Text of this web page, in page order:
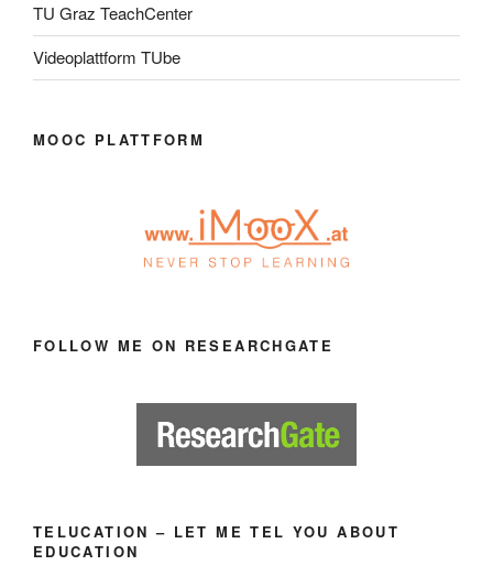
TU Graz TeachCenter
Videoplattform TUbe
MOOC PLATTFORM
FOLLOW ME ON RESEARCHGATE
TELUCATION – LET ME TEL YOU ABOUT
EDUCATION